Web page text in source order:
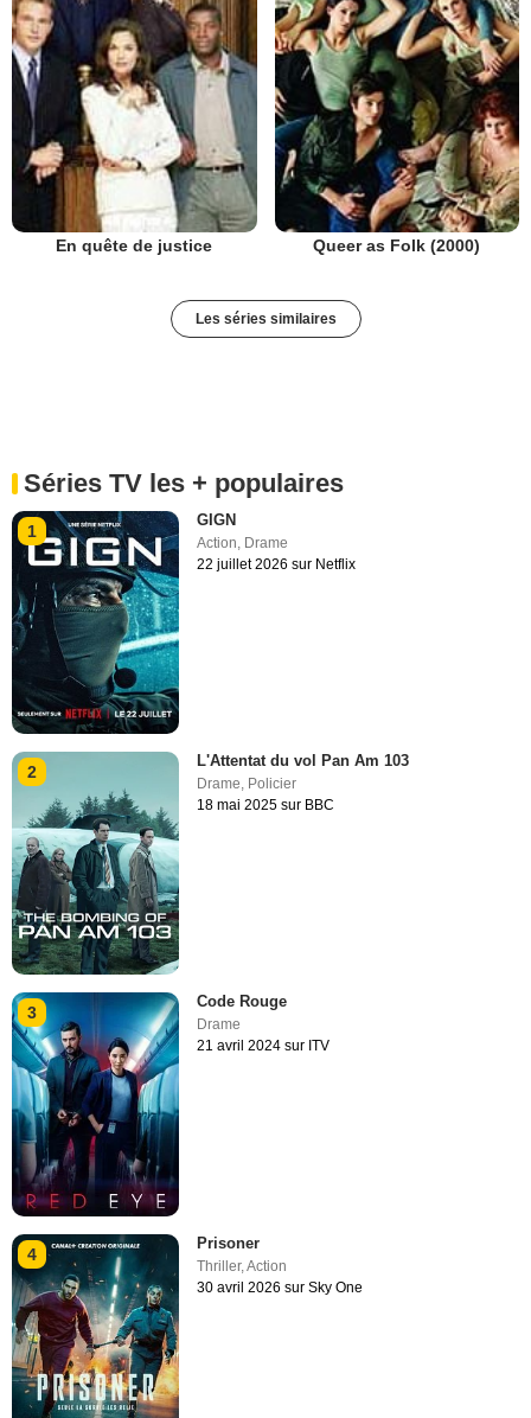
En quête de justice Queer as Folk (2000)
Les séries similaires
Séries TV les + populaires
1
GIGN
Action Drame
22 juillet 2026 sur Netflix
2
L'Attentat du vol Pan Am 103
Drame, Policier
18 mai 2025 sur BBC
3
Code Rouge
Drame
21 avril 2024 sur ITV
4
Prisoner
Thriller,Action
30 avril 2026 sur Sky One